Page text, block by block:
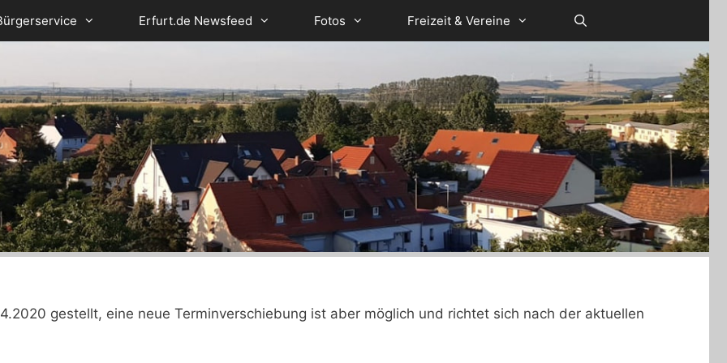
Erfurt.de Newsfeed Fotos Freizeit & Vereine
gestellt, eine neue Terminverschiebung ist aber möglich und richtet sich nach der aktuellen